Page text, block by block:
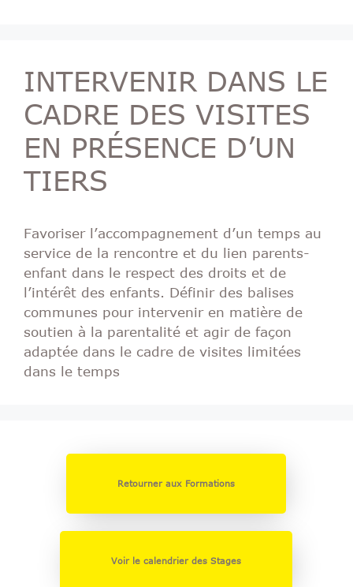
INTERVENIR DANS LE
CADRE DES VISITES
EN PRÉSENCE D’UN
TIERS
Favoriser l’accompagnement d’un temps au
service de la rencontre et du lien parents-
enfant dans le respect des droits et de
l’intérêt des enfants. Définir des balises
communes pour intervenir en matière de
soutien à la parentalité et agir de façon
adaptée dans le cadre de visites limitées
dans le temps
Retourner aux Formations
Voir le calendrier des Stages